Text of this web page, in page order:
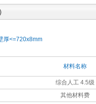
厚<=720x8mm
材料名称
综合人工 4.5级
其他材料费